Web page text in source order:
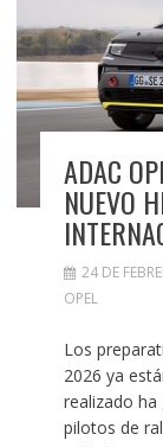
ADAC
NUEVO
24 DE
OPEL
Los
2026 ya
realizado
pilotos de